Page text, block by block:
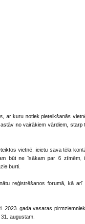
ar kuru notiek pieteikšanās
no vairākiem vārdiem,
vietnē, ieietu sava tēla
būt ne īsākam par 6 zīmēm,
burti.
reģistrēšanos forumā, kā arī
2023. gada vasaras
augustam.